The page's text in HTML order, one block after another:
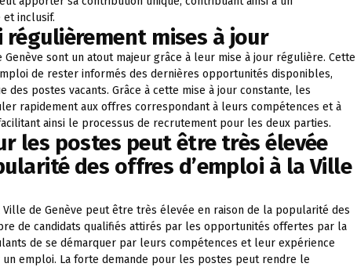
et inclusif.
régulièrement mises à jour
Genève sont un atout majeur grâce à leur mise à jour régulière. Cette
de rester informés des dernières opportunités disponibles,
des postes vacants. Grâce à cette mise à jour constante, les
rapidement aux offres correspondant à leurs compétences et à
ainsi le processus de recrutement pour les deux parties.
les postes peut être très élevée
des offres d’emploi à la Ville
de Genève peut être très élevée en raison de la popularité des
de candidats qualifiés attirés par les opportunités offertes par la
de se démarquer par leurs compétences et leur expérience
emploi. La forte demande pour les postes peut rendre le